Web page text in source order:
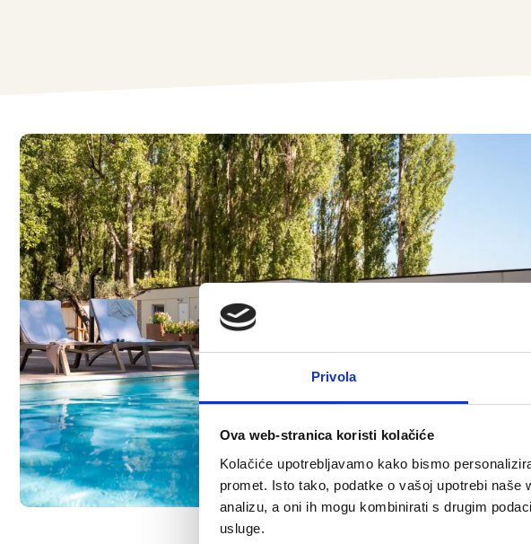
Privola
Ova web-stranica koristi kolačiće
Kolačiće upotrebljavamo kako bismo
promet. Isto tako, podatke o vašoj upotrebi
analizu, a oni ih mogu kombinirati s drugim
usluge.